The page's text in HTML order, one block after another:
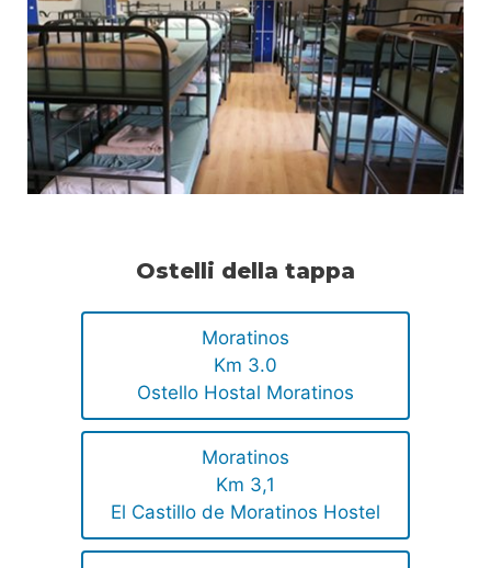
Ostelli della tappa
Moratinos
Km 3.0
Ostello Hostal Moratinos
Moratinos
Km 3,1
El Castillo de Moratinos Hostel